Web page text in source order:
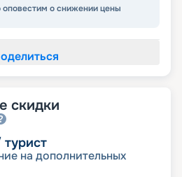
о снижении цены
скидки
турист
на дополнительных